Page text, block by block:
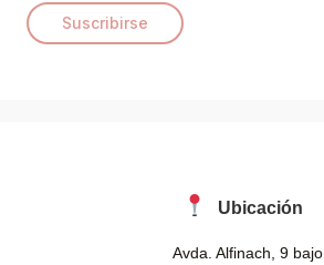
l
Suscribirse
Ubicación
Avda. Alfinach, 9 bajo